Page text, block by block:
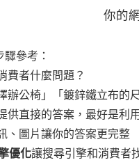
你的
參考：
費者什麼問題？
辦公椅」「鍍鋅鐵立布的
供直接的答案，最好是利
、圖片讓你的答案更完整
優化讓搜尋引擎和消費者